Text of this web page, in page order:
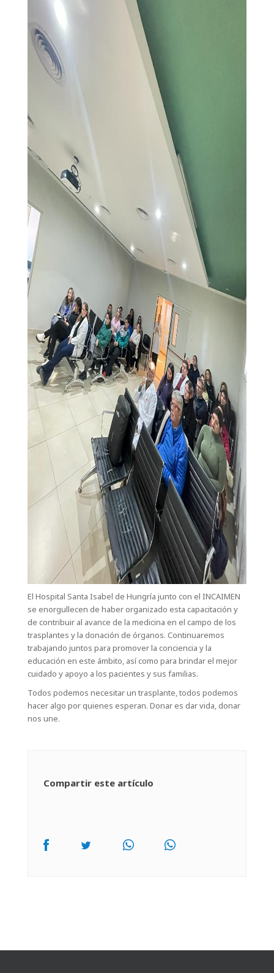
El Hospital Santa Isabel de Hungría junto con el INCAIMEN
se enorgullecen de haber organizado esta capacitación y
de contribuir al avance de la medicina en el campo de los
trasplantes y la donación de órganos. Continuaremos
trabajando juntos para promover la conciencia y la
educación en este ámbito, así como para brindar el mejor
cuidado y apoyo a los pacientes y sus familias.
Todos podemos necesitar un trasplante, todos podemos
hacer algo por quienes esperan. Donar es dar vida, donar
nos une.
Compartir este artículo